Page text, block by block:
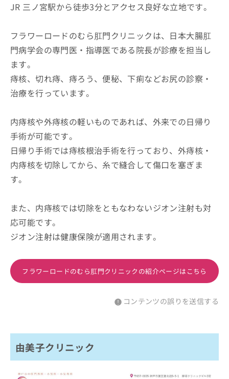
JR 三ノ宮駅から徒歩3分とアクセス良好な立地です。
フラワーロードのむら肛門クリニックは、日本大腸肛
門病学会の専門医・指導医である院長が診療を担当し
ます。
痔核、切れ痔、痔ろう、便秘、下痢などお尻の診察・
治療を行っています。
内痔核や外痔核の軽いものであれば、外来での日帰り
手術が可能です。
日帰り手術では痔核根治手術を行っており、外痔核・
内痔核を切除してから、糸で縫合して傷口を塞ぎま
す。
また、内痔核では切除をともなわないジオン注射も対
応可能です。
ジオン注射は健康保険が適用されます。
フラワーロードのむら肛門クリニックの紹介ページはこちら
コンテンツの誤りを送信する
由美子クリニック